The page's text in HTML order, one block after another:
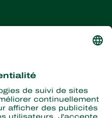
ici